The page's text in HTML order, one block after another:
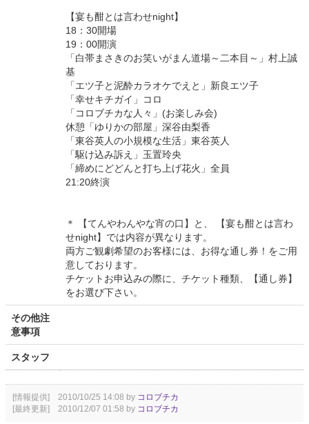
【宴も酣とは言わせnight】
18：30開場
19：00開演
「白帯まさきのお笑いがまん道場～二本目～」村上誠
基
「エツ子と泥酔カラオケでえと」新良エツ子
「幸せキチガイ」コロ
「コロブチカな人々」(お楽しみ会)
休憩「ゆりかの部屋」深谷由梨香
「東谷英人の小規模な生活」東谷英人
「駆け込み訴え」玉置玲央
「締めにどどんと打ち上げ花火」全員
21:20終演
＊ 【てんやわんやな宵の口】と、 【宴も酣とは言わ
せnight】では内容が異なります。
両方ご観劇希望のお客様には、お得な通し券！をご用
意しております。
チケットお申込みの際に、チケット種類、【通し券】
をお選び下さい。
その他注
意事項
スタッフ
[情報提供] 2010/10/25 14:08 by コロブチカ
[最終更新] 2010/12/07 01:58 by コロブチカ